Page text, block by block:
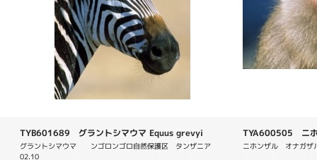
TYB601689 グラントシマウマ Equus grevyi
グラントシマウマ　　ンゴロンゴロ自然保護区　タンザニア
02.10
TYA600505 ニ
ニホンザル　オナガ